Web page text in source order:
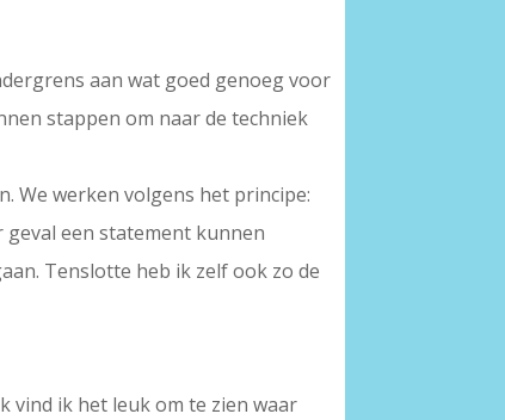
aan wat goed genoeg voor
stappen om naar de techniek
We werken volgens het principe:
een statement kunnen
Tenslotte heb ik zelf ook zo de
vind ik het leuk om te zien waar